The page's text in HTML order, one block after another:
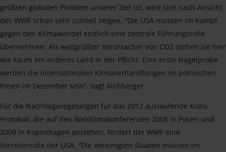
größten globalen Problem unserer Zeit ist, wird sich nach Ansicht
des WWF schon sehr schnell zeigen. “Die USA müssen im Kampf
gegen den Klimawandel endlich eine zentrale Führungsrolle
übernehmen. Als weltgrößter Verursacher von CO2 stehen sie hier
wie kaum ein anderes Land in der Pflicht. Eine erste Nagelprobe
werden die internationalen Klimaverhandlungen im polnischen
Posen im Dezember sein”, sagt Aichberger.
Für die Nachfolgeregelungen für das 2012 auslaufende Kioto-
Protokoll, die auf den Weltklimakonferenzen 2008 in Posen und
2009 in Kopenhagen anstehen, fordert der WWF eine
Vorreiterrolle der USA. “Die Vereinigten Staaten müssen im